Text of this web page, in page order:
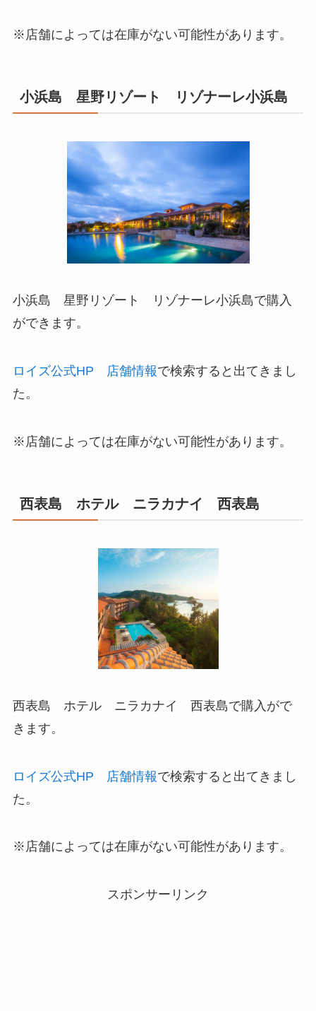
※店舗によっては在庫がない可能性があります。
小浜島 星野リゾート リゾナーレ小浜島
小浜島 星野リゾート リゾナーレ小浜島で購入
ができます。
ロイズ公式HP 店舗情報で検索すると出てきまし
た。
※店舗によっては在庫がない可能性があります。
西表島 ホテル ニラカナイ 西表島
西表島 ホテル ニラカナイ 西表島で購入がで
きます。
ロイズ公式HP 店舗情報で検索すると出てきまし
た。
※店舗によっては在庫がない可能性があります。
スポンサーリンク